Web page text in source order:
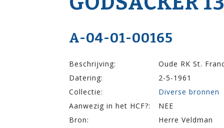
A-04-01-00165
Beschrijving:
Oude RK St.
Datering:
2-5-1961
Collectie:
Diverse bronnen
Aanwezig in het HCF?:
NEE
Bron:
Herre Veldman